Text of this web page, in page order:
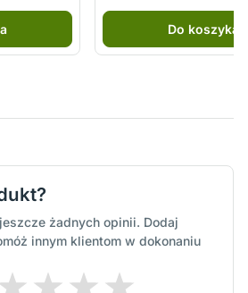
Do koszyka
żadnych opinii. Dodaj
innym klientom w dokonaniu